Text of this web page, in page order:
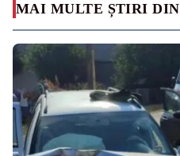
MAI MULTE ȘTIRI DIN